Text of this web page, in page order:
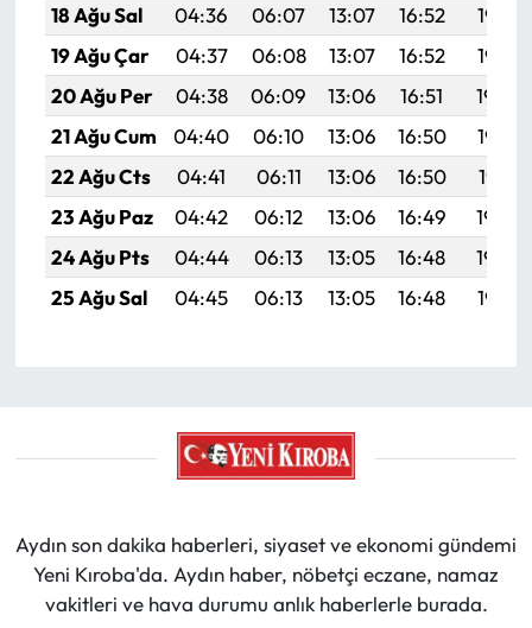
18 Ağu Sal
04:36 06:07 13:07 16:52
19:57
19 Ağu Çar
04:37 06:08 13:07 16:52
19:55
20 Ağu Per
04:38 06:09 13:06 16:51
19:54
21 Ağu Cum
04:40 06:10 13:06 16:50
19:52
22 Ağu Cts
04:41 06:11 13:06 16:50
19:51
23 Ağu Paz
04:42 06:12 13:06 16:49
19:50
24 Ağu Pts
04:44 06:13 13:05 16:48
19:48
25 Ağu Sal
04:45 06:13 13:05 16:48 19:47
Aydın son dakika haberleri, siyaset ve ekonomi gündemi
Yeni Kıroba'da. Aydın haber, nöbetçi eczane, namaz
vakitleri ve hava durumu anlık haberlerle burada.